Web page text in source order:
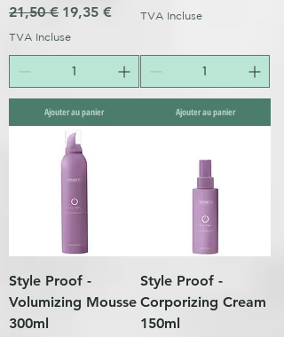
Prix original
21,50 € Prix promotionnel
19,35 €
TVA Incluse
Ajouter au panier
TVA Incluse
Ajouter au panier
Style Proof -
Volumizing Mousse
300ml
Style Proof -
Corporizing Cream
150ml